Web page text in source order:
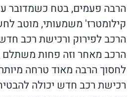
הרבה פעמים, בטח כשמדובר
קילומטרז' משמעותי, מוטב
הרכב לפירוק ורכישת רכב
הרכב מאחר וזה פחות משתלם
לחסוך הרבה מאוד טרחה
רכישת רכב חדש יכולה